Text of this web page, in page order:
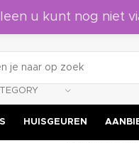
geuren, leuk om als
HUISGEUREN
u kunt nog niet